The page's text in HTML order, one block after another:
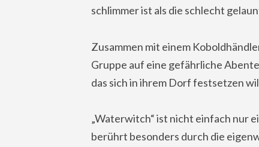
schlimmer ist als die schlecht
Zusammen mit einem
Gruppe auf eine gefährliche
das sich in ihrem Dorf festsetzen
„Waterwitch“ ist nicht einfach nur
berührt besonders durch die